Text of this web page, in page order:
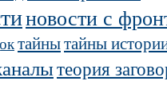
новости с
тайнытайны
теория